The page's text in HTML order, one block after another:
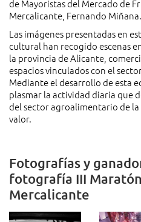
de Mayoristas del Mercado de
Mercalicante, Fernando Miñana.
Las imágenes presentadas en
cultural han recogido escenas
la provincia de Alicante,
espacios vinculados con el
Mediante el desarrollo de esta
plasmar la actividad diaria que
del sector agroalimentario de
valor.
Fotografías y
fotografía III
Mercalicante